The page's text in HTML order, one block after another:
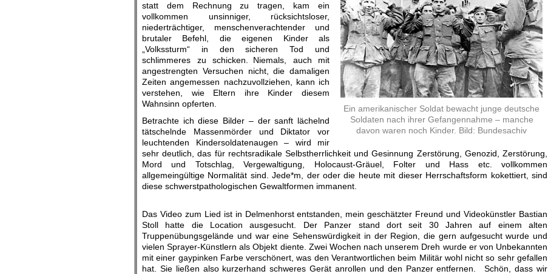
Ein amerikanischer Soldat bewacht junge deutsche
Soldaten nach ihrer Gefangennahme – manche
davon waren noch Kinder. Bild: Bundesachiv
statt dem Rechnung zu tragen, kam ein
vollkommen unsinniger, rücksichtsloser,
niederträchtiger, menschenverachtender und
brutaler Befehl, die eigenen Kinder als
„Volkssturm“ in den sicheren Tod und
schlimmeres zu schicken. Niemals, auch mit
angestrengten Versuchen nicht, die damaligen
Zeiten angemessen nachzuvollziehen, kann ich
verstehen, wie Eltern ihre Kinder diesem
Wahnsinn opferten.
Betrachte ich diese Bilder – der sanft lächelnd
tätschelnde Massenmörder und Diktator vor
leuchtenden Kindersoldatenaugen – wird mir
sehr deutlich, das für rechtsradikale Selbstherrlichkeit und Gesinnung Zerstörung, Genozid, Zerstörung,
Mord und Totschlag, Vergewaltigung, Holocaust-Gräuel, Folter und Hass etc. vollkommen
allgemeingültige Normalität sind. Jede*m, der oder die heute mit dieser Herrschaftsform kokettiert, sind
diese schwerstpathologischen Gewaltformen immanent.
Das Video zum Lied ist in Delmenhorst entstanden, mein geschätzter Freund und Videokünstler Bastian
Stoll hatte die Location ausgesucht. Der Panzer stand dort seit 30 Jahren auf einem alten
Truppenübungsgelände und war eine Sehenswürdigkeit in der Region, die gern aufgesucht wurde und
vielen Sprayer-Künstlern als Objekt diente. Zwei Wochen nach unserem Dreh wurde er von Unbekannten
mit einer gaypinken Farbe verschönert, was den Verantwortlichen beim Militär wohl nicht so sehr gefallen
hat. Sie ließen also kurzerhand schweres Gerät anrollen und den Panzer entfernen. Schön, dass wir